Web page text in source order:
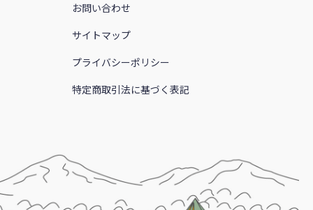
お問い合わせ
サイトマップ
プライバシーポリシー
特定商取引法に基づく表記